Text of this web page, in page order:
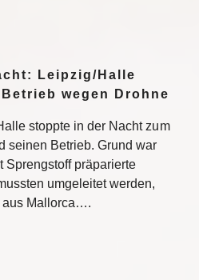
Leipzig/Halle
wegen Drohne
stoppte in der Nacht zum
seinen Betrieb. Grund war
präparierte
umgeleitet werden,
aus Mallorca….